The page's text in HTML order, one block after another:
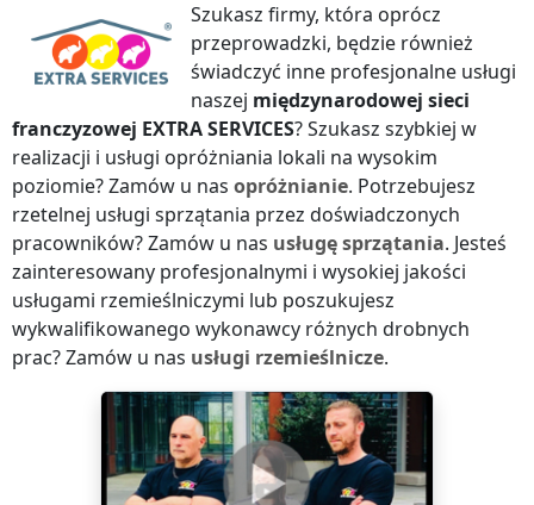
Szukasz firmy, która oprócz
przeprowadzki, będzie również
świadczyć inne profesjonalne usługi
naszej międzynarodowej sieci
franczyzowej EXTRA SERVICES? Szukasz szybkiej w
realizacji i usługi opróżniania lokali na wysokim
poziomie? Zamów u nas opróżnianie. Potrzebujesz
rzetelnej usługi sprzątania przez doświadczonych
pracowników? Zamów u nas usługę sprzątania. Jesteś
zainteresowany profesjonalnymi i wysokiej jakości
usługami rzemieślniczymi lub poszukujesz
wykwalifikowanego wykonawcy różnych drobnych
prac? Zamów u nas usługi rzemieślnicze.